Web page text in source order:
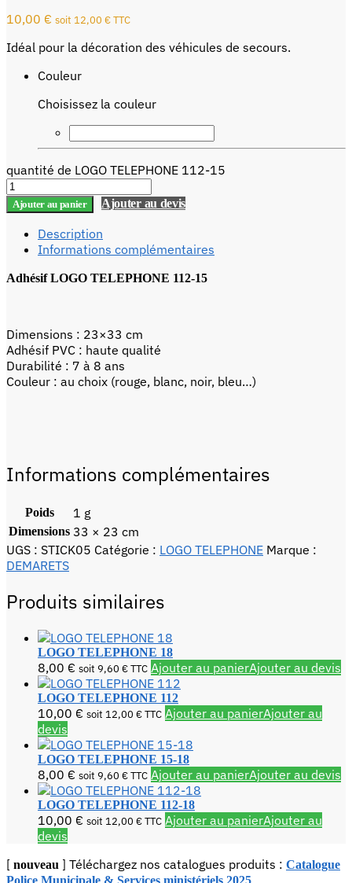
10,00 € soit 12,00 €TTC
Idéal pour la décoration des véhicules de secours.
Couleur
Choisissez la couleur
quantité de LOGO TELEPHONE 112-15
Ajouter au panier Ajouter au devis
Description
Informations complémentaires
Adhésif LOGO TELEPHONE 112-15
Dimensions : 23×33 cm
Adhésif PVC : haute qualité
Durabilité : 7 à 8 ans
Couleur : au choix (rouge, blanc, noir, bleu…)
Informations complémentaires
Poids 1 g
Dimensions 33 × 23 cm
UGS : STICK05 Catégorie : LOGO TELEPHONE Marque :
DEMARETS
Produits similaires
LOGO TELEPHONE 18
8,00 € soit 9,60 €TTC Ajouter au panierAjouter au devis
LOGO TELEPHONE 112
10,00 € soit 12,00 €TTC Ajouter au panierAjouter au
devis
LOGO TELEPHONE 15-18
8,00 € soit 9,60 €TTC Ajouter au panierAjouter au devis
LOGO TELEPHONE 112-18
10,00 € soit 12,00 €TTC Ajouter au panierAjouter au
devis
[ nouveau ] Téléchargez nos catalogues produits : Catalogue
Police Municipale & Services ministériels 2025